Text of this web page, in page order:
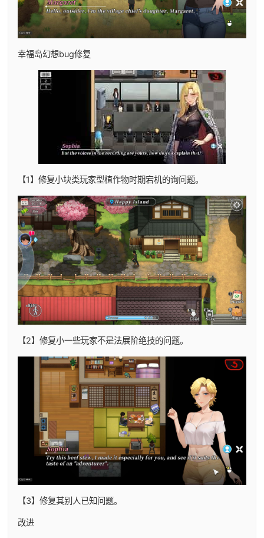
幸福岛幻想bug修复
【1】修复小块类玩家型植作物时期宕机的询问题。
【2】修复小一些玩家不是法展阶绝技的问题。
【3】修复其别人已知问题。
改进